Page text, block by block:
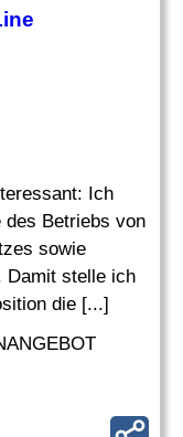
Ich
des Betriebs von
sowie
Damit stelle ich
die [...]